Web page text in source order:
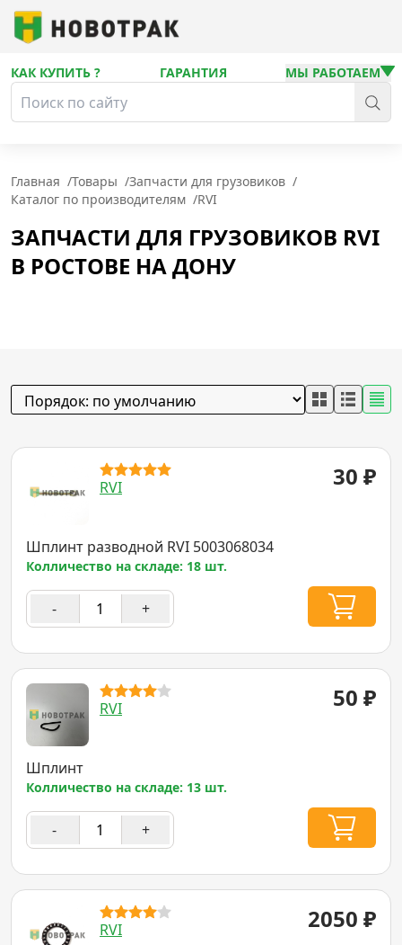
КАК КУПИТЬ ? ГАРАНТИЯ МЫ РАБОТАЕМ
Главная /Товары /Запчасти для грузовиков /
Каталог по производителям /RVI
ЗАПЧАСТИ ДЛЯ ГРУЗОВИКОВ RVI
В РОСТОВЕ НА ДОНУ
RVI 30 ₽
Шплинт разводной RVI 5003068034
Колличество на складе: 18 шт.
- +
RVI 50 ₽
Шплинт
Колличество на складе: 13 шт.
- +
RVI 2050 ₽